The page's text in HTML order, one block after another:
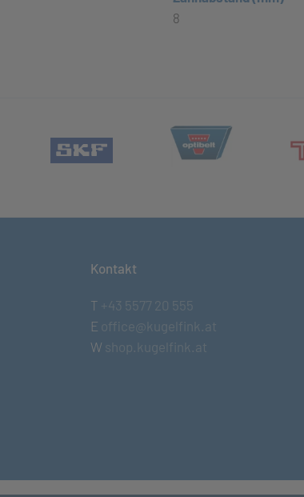
8
(öffnet in neuem Tab)
Kontakt
T +43 5577 20 555
E office@kugelfink.at
W shop.kugelfink.at